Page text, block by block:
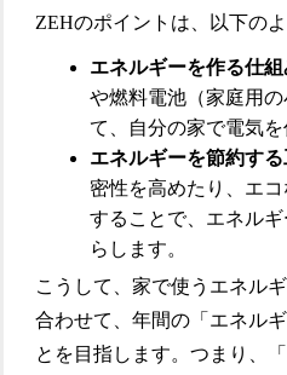
ZEHのポイントは、以下の
エネルギーを作る仕組
や燃料電池（家庭用
て、自分の家で電気を
エネルギーを節約する
密性を高めたり、エ
することで、エネル
らします。
こうして、家で使うエネル
合わせて、年間の「エネル
とを目指します。つまり、